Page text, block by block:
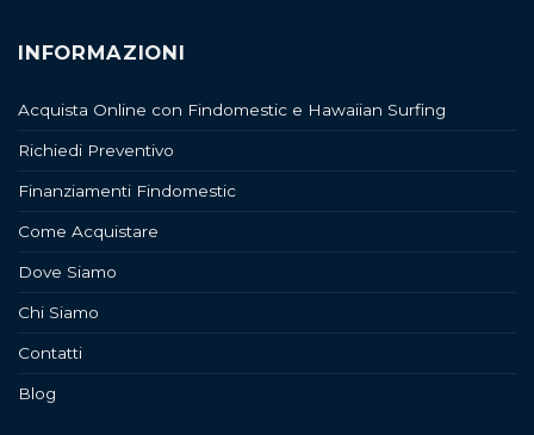
INFORMAZIONI
Acquista Online con Findomestic e Hawaiian Surfing
Richiedi Preventivo
Finanziamenti Findomestic
Come Acquistare
Dove Siamo
Chi Siamo
Contatti
Blog